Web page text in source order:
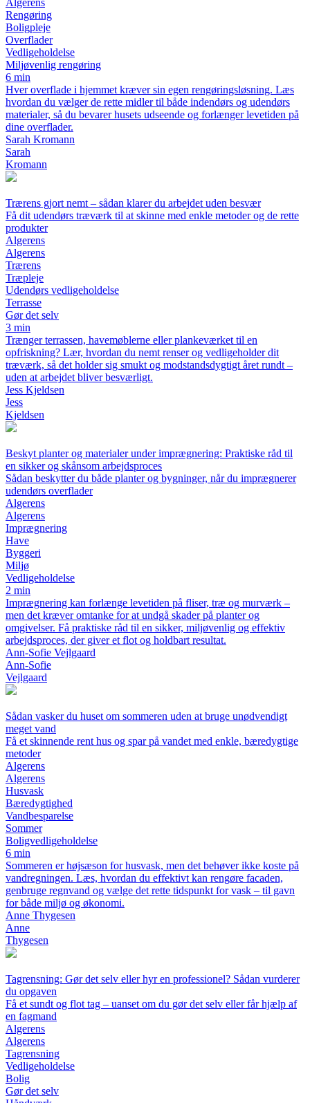
Rengøring
Boligpleje
Overflader
Vedligeholdelse
Miljøvenlig rengøring
6 min
Hver overflade i hjemmet kræver sin egen rengøringsløsning. Læs
hvordan du vælger de rette midler til både indendørs og udendørs
materialer, så du bevarer husets udseende og forlænger levetiden på
dine overflader.
Sarah Kromann
Sarah
Kromann
Trærens gjort nemt – sådan klarer du arbejdet uden besvær
Få dit udendørs træværk til at skinne med enkle metoder og de rette
produkter
Algerens
Algerens
Trærens
Træpleje
Udendørs vedligeholdelse
Terrasse
Gør det selv
3 min
Trænger terrassen, havemøblerne eller plankeværket til en
opfriskning? Lær, hvordan du nemt renser og vedligeholder dit
træværk, så det holder sig smukt og modstandsdygtigt året rundt –
uden at arbejdet bliver besværligt.
Jess Kjeldsen
Jess
Kjeldsen
Beskyt planter og materialer under imprægnering: Praktiske råd til
en sikker og skånsom arbejdsproces
Sådan beskytter du både planter og bygninger, når du imprægnerer
udendørs overflader
Algerens
Algerens
Imprægnering
Have
Byggeri
Miljø
Vedligeholdelse
2 min
Imprægnering kan forlænge levetiden på fliser, træ og murværk –
men det kræver omtanke for at undgå skader på planter og
omgivelser. Få praktiske råd til en sikker, miljøvenlig og effektiv
arbejdsproces, der giver et flot og holdbart resultat.
Ann-Sofie Vejlgaard
Ann-Sofie
Vejlgaard
Sådan vasker du huset om sommeren uden at bruge unødvendigt
meget vand
Få et skinnende rent hus og spar på vandet med enkle, bæredygtige
metoder
Algerens
Algerens
Husvask
Bæredygtighed
Vandbesparelse
Sommer
Boligvedligeholdelse
6 min
Sommeren er højsæson for husvask, men det behøver ikke koste på
vandregningen. Læs, hvordan du effektivt kan rengøre facaden,
genbruge regnvand og vælge det rette tidspunkt for vask – til gavn
for både miljø og økonomi.
Anne Thygesen
Anne
Thygesen
Tagrensning: Gør det selv eller hyr en professionel? Sådan vurderer
du opgaven
Få et sundt og flot tag – uanset om du gør det selv eller får hjælp af
en fagmand
Algerens
Algerens
Tagrensning
Vedligeholdelse
Bolig
Gør det selv